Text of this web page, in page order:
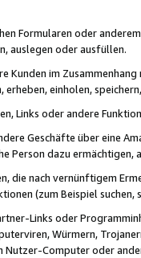
Formularen oder
auslegen oder ausfüllen.
Kunden im
einholen,
Links oder andere
Geschäfte über eine
Person dazu
die nach vernünftigem
(zum Beispiel
Links oder
Würmern,
Computer oder